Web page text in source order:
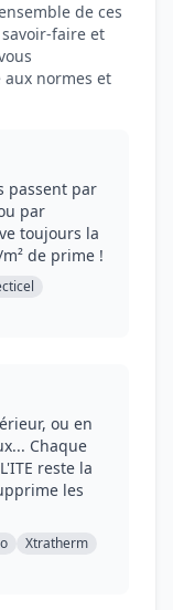
de ces
faire et
normes et
passent par
par
toujours la
de prime !
ou en
Chaque
reste la
les
Xtratherm